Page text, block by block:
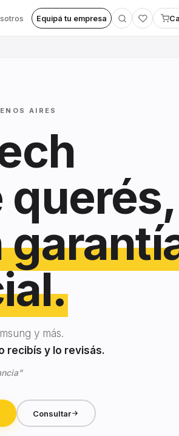
Equipá tu empresa
AIRES
querés,
y más.
recibís y lo revisás.
Consultar